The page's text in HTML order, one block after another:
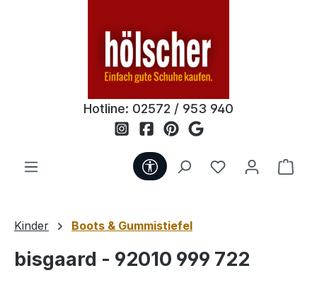
Hotline: 02572 / 953 940
Werkzeugleiste anzeigen
Du hast 0
Kinder Boots & Gummistiefel
bisgaard - 92010 999 722